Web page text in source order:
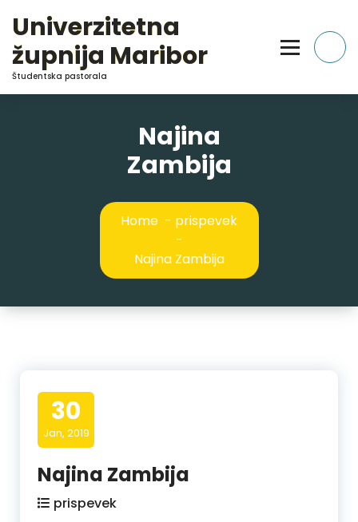
Content
Univerzitetna
župnija Maribor
Študentska pastorala
Najina
Zambija
Home - prispevek
-
Najina Zambija
30
Jan, 2019
Najina Zambija
prispevek